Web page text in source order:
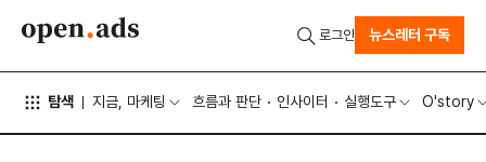
탐색 지금, 마케팅 흐름과 판단 인사이터 실행도구 O'story
로그인 뉴스레터 구독